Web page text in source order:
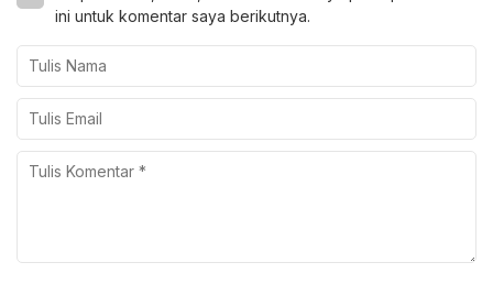
ini untuk komentar saya berikutnya.